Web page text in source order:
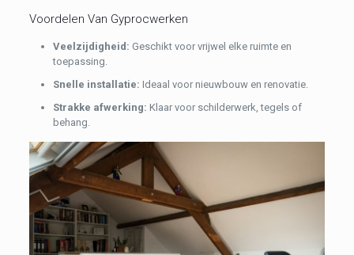
Voordelen Van Gyprocwerken
Veelzijdigheid: Geschikt voor vrijwel elke ruimte en
toepassing.
Snelle installatie: Ideaal voor nieuwbouw en renovatie.
Strakke afwerking: Klaar voor schilderwerk, tegels of
behang.